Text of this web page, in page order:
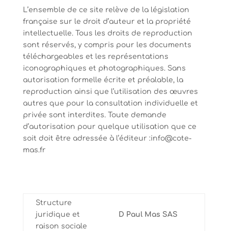
L’ensemble de ce site relève de la législation
française sur le droit d’auteur et la propriété
intellectuelle. Tous les droits de reproduction
sont réservés, y compris pour les documents
téléchargeables et les représentations
iconographiques et photographiques. Sans
autorisation formelle écrite et préalable, la
reproduction ainsi que l’utilisation des œuvres
autres que pour la consultation individuelle et
privée sont interdites. Toute demande
d’autorisation pour quelque utilisation que ce
soit doit être adressée à l’éditeur :info@cote-
mas.fr
Structure
juridique et
raison sociale
D Paul Mas SAS